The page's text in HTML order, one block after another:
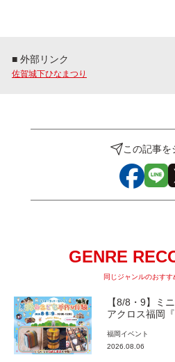
■ 外部リンク
佐賀城下ひなまつり
この記事を
GENRE
同じジャンルのおすす
【8/8・9】ミ
アクロス福岡
中央区）【イベ
福岡 イベント
2026.08.06